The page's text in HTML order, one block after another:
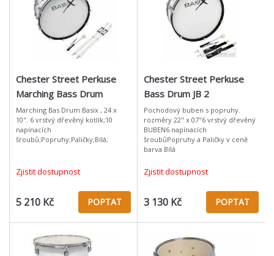
Chester Street Perkuse
Marching Bass Drum
Marching Bas Drum Basix , 24 x
10". 6 vrstvý dřevěný kotlík;10
napínacích
šroubů;Popruhy;Paličky;Bílá;
Zjistit dostupnost
5 210 Kč POPTAT
Chester Street Perkuse
Bass Drum JB 2
Pochodový buben s popruhy.
rozměry 22" x 07"6 vrstvý dřevěný
BUBEN6 napínacích
šroubůPopruhy a Paličky v ceně
barva Bílá
Zjistit dostupnost
3 130 Kč POPTAT